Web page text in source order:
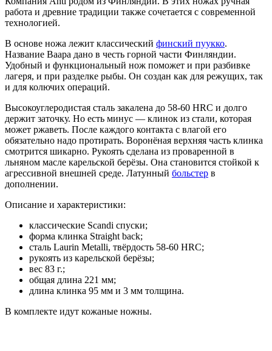
работа и древние традиции также сочетается с современной
технологией.
В основе ножа лежит классический финский пуукко.
Название Ваара дано в честь горной части Финляндии.
Удобный и функциональный нож поможет и при разбивке
лагеря, и при разделке рыбы. Он создан как для режущих, так
и для колючих операций.
Высокоуглеродистая сталь закалена до 58-60 HRC и долго
держит заточку. Но есть минус — клинок из стали, которая
может ржаветь. После каждого контакта с влагой его
обязательно надо протирать. Воронёная верхняя часть клинка
смотрится шикарно. Рукоять сделана из проваренной в
льняном масле карельской берёзы. Она становится стойкой к
агрессивной внешней среде. Латунный больстер в
дополнении.
Описание и характеристики:
классические Scandi спуски;
форма клинка Straight back;
сталь Laurin Metalli, твёрдость 58-60 HRC;
рукоять из карельской берёзы;
вес 83 г.;
общая длина 221 мм;
длина клинка 95 мм и 3 мм толщина.
В комплекте идут кожаные ножны.